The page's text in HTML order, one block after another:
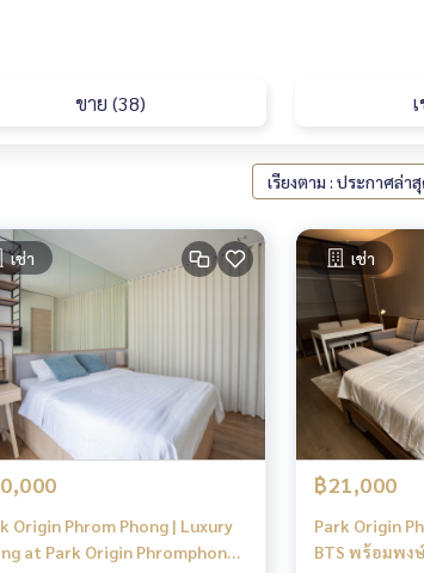
ขาย (38)
เรียงตาม : ประกาศล่
เช่า
Origin Phrom Phong | Luxury
at Park Origin Phromphong
เช่า
฿21,000
Park Origin
BTS พร้อมพง